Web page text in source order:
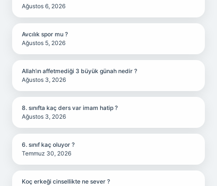
Ağustos 6, 2026
Avcılık spor mu ?
Ağustos 5, 2026
Allah’ın affetmediği 3 büyük günah nedir ?
Ağustos 3, 2026
8. sınıfta kaç ders var imam hatip ?
Ağustos 3, 2026
6. sınıf kaç oluyor ?
Temmuz 30, 2026
Koç erkeği cinsellikte ne sever ?